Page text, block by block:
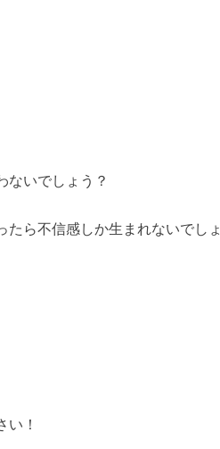
ないでしょう？
ら不信感しか生まれないでしょ
い！